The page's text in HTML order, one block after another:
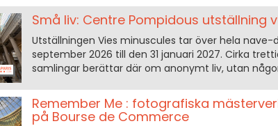
Små liv: Centre Pompidous utställning
Utställningen Vies minuscules tar över hela nave-
september 2026 till den 31 januari 2027. Cirka
samlingar berättar där om anonymt liv, utan
Remember Me : fotografiska
på Bourse de Commerce